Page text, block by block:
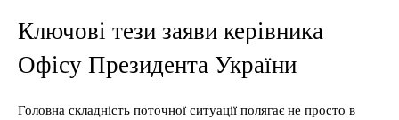
Ключові тези заяви керівника
Офісу Президента України
Головна складність поточної ситуації полягає не просто в